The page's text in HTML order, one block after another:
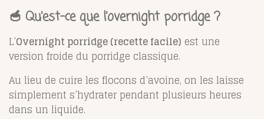
🥣 Qu’est-ce que l’overnight porridge ?
L’Overnight porridge (recette facile) est une
version froide du porridge classique.
Au lieu de cuire les flocons d’avoine, on les laisse
simplement s’hydrater pendant plusieurs heures
dans un liquide.